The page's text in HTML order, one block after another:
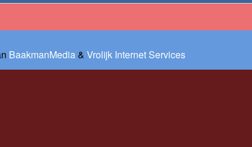
BaakmanMedia& Vrolijk Internet Services